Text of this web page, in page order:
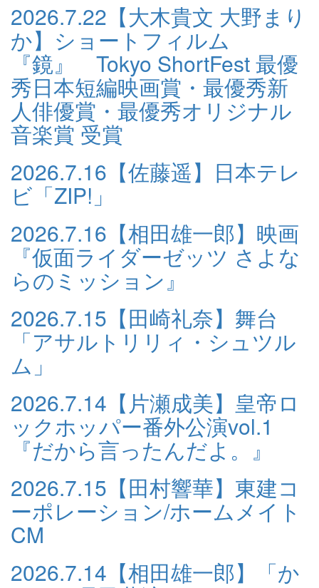
2026.7.22 【大木貴文 大野まり
か】ショートフィルム
『鏡』 Tokyo ShortFest 最優
秀日本短編映画賞・最優秀新
人俳優賞・最優秀オリジナル
音楽賞 受賞
2026.7.16 【佐藤遥】日本テレ
ビ「ZIP!」
2026.7.16 【相田雄一郎】映画
『仮面ライダーゼッツ さよな
らのミッション』
2026.7.15 【田崎礼奈】舞台
「アサルトリリィ・シュツル
ム」
2026.7.14 【片瀬成美】皇帝ロ
ックホッパー番外公演vol.1
『だから言ったんだよ。』
2026.7.15 【田村響華】東建コ
ーポレーション/ホームメイト
CM
2026.7.14 【相田雄一郎】「か